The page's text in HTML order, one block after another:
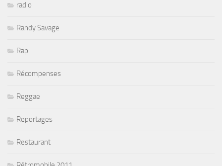
radio
Randy Savage
Rap
Récompenses
Reggae
Reportages
Restaurant